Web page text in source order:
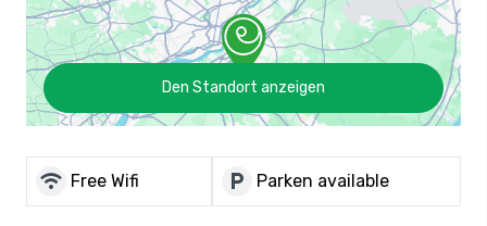
Den Standort anzeigen
wifi Free Wifi local_parking Parken available